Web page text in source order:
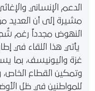
الدعم الإنساني
مشيرة إلى أن العديد
النهوض مجدداً رغم شُح
يأتي هذا اللقاء في
غزة واليونيسف، بما
وتمكين القطاع
للمواطنين في ظل